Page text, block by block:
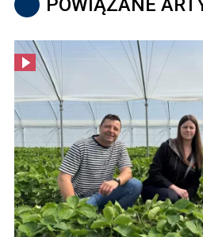
POWIĄZANE